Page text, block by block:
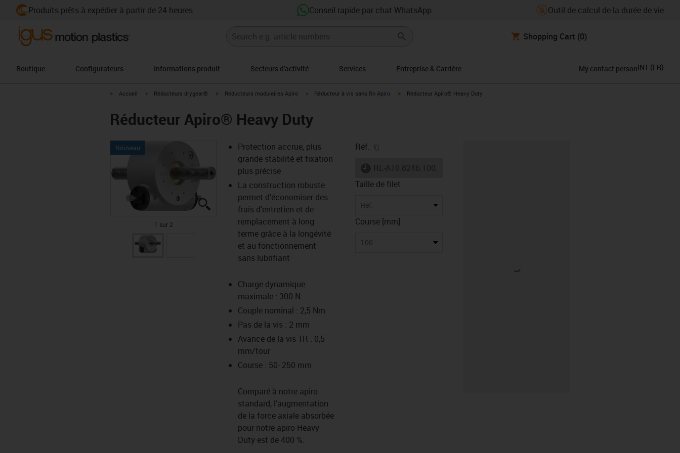
Produits prêts à expédier à partir de 24 heures Conseil rapide par chat WhatsApp Outil de calcul de la durée de vie
Shopping Cart (0)
Boutique Configurateurs Informations produit Secteurs d'activité Services Entreprise & Carrière My contact personINT (FR)
igus-icon-arrow-right
Accueil igus-icon-arrow-right
Réducteurs drygear® igus-icon-arrow-right
Réducteurs modulaires Apiro igus-icon-arrow-right
Réducteur à vis sans fin Apiro igus-icon-arrow-right
Réducteur Apiro® Heavy Duty
Réducteur Apiro® Heavy Duty
Nouveau
igus-icon-lupe
igus-icon-lupe
1 sur 2
Protection accrue, plus
grande stabilité et fixation
plus précise
La construction robuste
permet d'économiser des
frais d'entretien et de
remplacement à long
terme grâce à la longévité
et au fonctionnement
sans lubrifiant
Charge dynamique
maximale : 300 N
Couple nominal : 2,5 Nm
Pas de la vis : 2 mm
Avance de la vis TR : 0,5
mm/tour
Course : 50- 250 mm
Comparé à notre apiro
standard, l'augmentation
de la force axiale absorbée
pour notre apiro Heavy
Duty est de 400 %.
Réf.
Taille de filet
Réf.
Course [mm]
100